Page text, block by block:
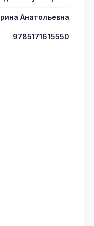
Анатольевна
9785171615550